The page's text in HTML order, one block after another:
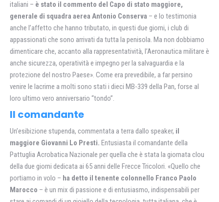
italiani – è stato il commento del Capo di stato maggiore,
generale di squadra aerea Antonio Conserva – e lo testimonia
anche l’affetto che hanno tributato, in questi due giorni, i club di
appassionati che sono arrivati da tutta la penisola. Ma non dobbiamo
dimenticare che, accanto alla rappresentatività, l’Aeronautica militare è
anche sicurezza, operatività e impegno per la salvaguardia e la
protezione del nostro Paese». Come era prevedibile, a far persino
venire le lacrime a molti sono stati i dieci MB-339 della Pan, forse al
loro ultimo vero anniversario “tondo”.
Il comandante
Un’esibizione stupenda, commentata a terra dallo speaker, il
maggiore Giovanni Lo Presti. Entusiasta il comandante della
Pattuglia Acrobatica Nazionale per quella che è stata la giornata clou
della due giorni dedicata ai 65 anni delle Frecce Tricolori. «Quello che
portiamo in volo – ha detto il tenente colonnello Franco Paolo
Marocco – è un mix di passione e di entusiasmo, indispensabili per